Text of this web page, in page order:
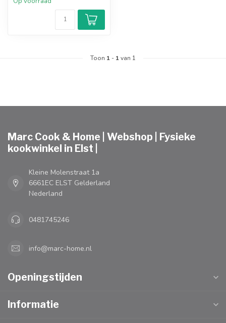
Toon 1 - 1van 1
Marc Cook & Home | Webshop | Fysieke
kookwinkel in Elst |
Kleine Molenstraat 1a
6661EC ELST Gelderland
Nederland
0481745246
info@marc-home.nl
Openingstijden
Informatie